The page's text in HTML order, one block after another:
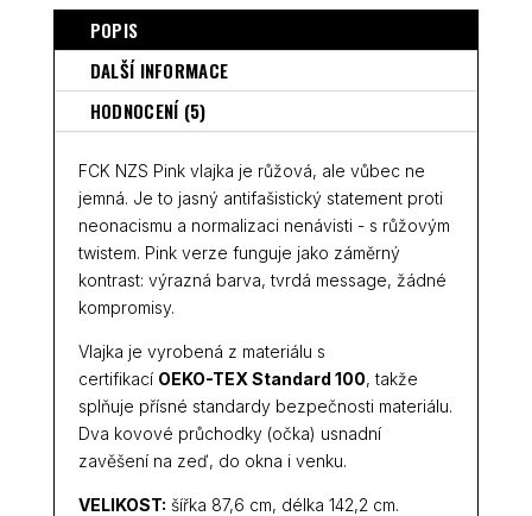
POPIS
DALŠÍ INFORMACE
HODNOCENÍ (5)
FCK NZS Pink vlajka je růžová, ale vůbec ne
jemná. Je to jasný antifašistický statement proti
neonacismu a normalizaci nenávisti - s růžovým
twistem. Pink verze funguje jako záměrný
kontrast: výrazná barva, tvrdá message, žádné
kompromisy.
Vlajka je vyrobená z materiálu s
certifikací OEKO-TEX Standard 100, takže
splňuje přísné standardy bezpečnosti materiálu.
Dva kovové průchodky (očka) usnadní
zavěšení na zeď, do okna i venku.
VELIKOST: šířka 87,6 cm, délka 142,2 cm.